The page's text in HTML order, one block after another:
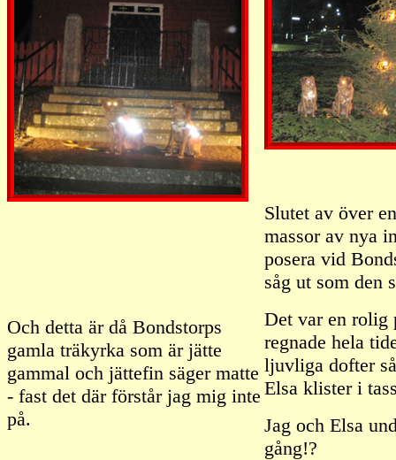
Och detta är då Bondstorps
gamla träkyrka som är jätte
gammal och jättefin säger matte
- fast det där förstår jag mig inte
på.
Slutet av över
massor av nya
posera vid
såg ut som den
Det var en rolig
regnade hela
ljuvliga dofter
Elsa klister i
Jag och Elsa
gång!?